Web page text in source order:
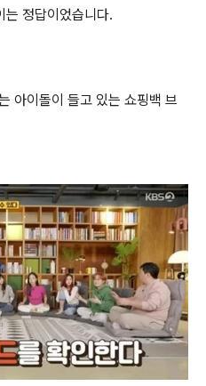
는 정답이었습니다.
아이돌이 들고 있는 쇼핑백 브